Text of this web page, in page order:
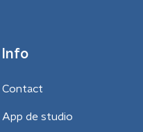
Info
Contact
App de studio